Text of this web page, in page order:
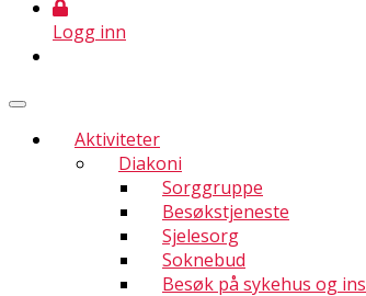
Logg inn
Aktiviteter
Diakoni
Sorggruppe
Besøkstjeneste
Sjelesorg
Soknebud
Besøk på sykehus og